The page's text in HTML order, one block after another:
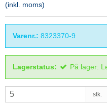
(inkl. moms)
Varenr.: 8323370-9
Lagerstatus: På lager:
stk.